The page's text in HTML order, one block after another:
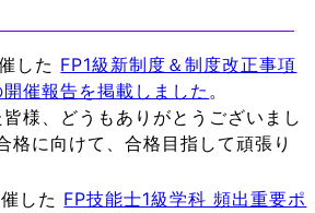
した FP1級新制度＆制度改正事項
催報告を掲載しました 。
様、どうもありがとうございまし
格に向けて、合格目指して頑張り
した FP技能士1級学科 頻出重要ポ